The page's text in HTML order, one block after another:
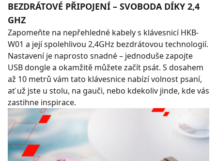
BEZDRÁTOVÉ PŘIPOJENÍ – SVOBODA DÍKY 2,4
GHZ
Zapomeňte na nepřehledné kabely s klávesnicí HKB-
W01 a její spolehlivou 2,4GHz bezdrátovou technologií.
Nastavení je naprosto snadné – jednoduše zapojte
USB dongle a okamžitě můžete začít psát. S dosahem
až 10 metrů vám tato klávesnice nabízí volnost psaní,
ať už jste u stolu, na gauči, nebo kdekoliv jinde, kde vás
zastihne inspirace.